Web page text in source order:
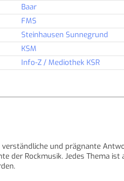
Baar
FMS
Steinhausen Sunnegrund
KSM
Info-Z / Mediothek KSR
und prägnante
der Rockmusik. Jedes Thema